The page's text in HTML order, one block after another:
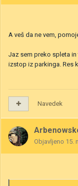
A veš da ne vem,
Jaz sem preko spleta
izstop iz parkinga. Res
Navedek
Objavljeno 15.